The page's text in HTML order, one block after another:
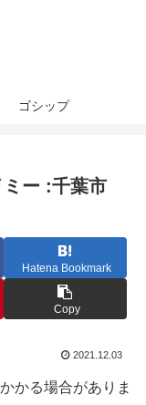
ゴシップ
ー :千葉市
Hatena Bookmark
Copy
2021.12.03
かる場合がありま